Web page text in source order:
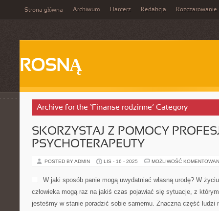
Strona główna Archiwum Harcerz Redakcja Rozczarowanie
ROSNĄ
Archive for the ‘Finanse rodzinne’ Category
SKORZYSTAJ Z POMOCY
PSYCHOTERAPEUTY
POSTED BY ADMIN LIS - 16 - 2025 MOŻLIWOŚĆ
W jaki sposób panie mogą uwydatniać własną urodę? W
człowieka mogą raz na jakiś czas pojawiać się sytuacje, z
jesteśmy w stanie poradzić sobie samemu. Znaczna część ludzi